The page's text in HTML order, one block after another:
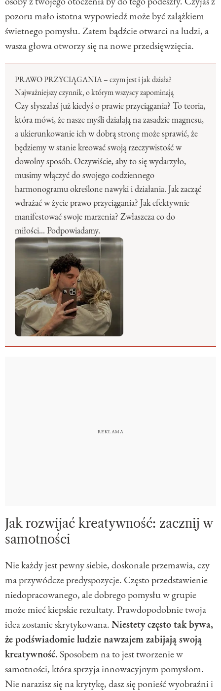
pozoru mało istotna wypowiedź może być zalążkiem
świetnego pomysłu. Zatem bądźcie otwarci na ludzi, a
wasza głowa otworzy się na nowe przedsięwzięcia.
PRAWO PRZYCIĄGANIA – czym jest i jak działa?
Najważniejszy czynnik, o którym wszyscy zapominają
Czy słyszałaś już kiedyś o prawie przyciągania? To teoria,
która mówi, że nasze myśli działają na zasadzie magnesu,
a ukierunkowanie ich w dobrą stronę może sprawić, że
będziemy w stanie kreować swoją rzeczywistość w
dowolny sposób. Oczywiście, aby to się wydarzyło,
musimy włączyć do swojego codziennego
harmonogramu określone nawyki i działania. Jak zacząć
wdrażać w życie prawo przyciągania? Jak efektywnie
manifestować swoje marzenia? Zwłaszcza co do
miłości... Podpowiadamy.
Jak rozwijać kreatywność: zacznij w
samotności
Nie każdy jest pewny siebie, doskonale przemawia, czy
ma przywódcze predyspozycje. Często przedstawienie
niedopracowanego, ale dobrego pomysłu w grupie
może mieć kiepskie rezultaty. Prawdopodobnie twoja
idea zostanie skrytykowana.Niestety często tak bywa,
że podświadomie ludzie nawzajem zabijają swoją
kreatywność.Sposobem na to jest tworzenie w
samotności, która sprzyja innowacyjnym pomysłom.
Nie narazisz się na krytykę, dasz się ponieść wyobraźni i